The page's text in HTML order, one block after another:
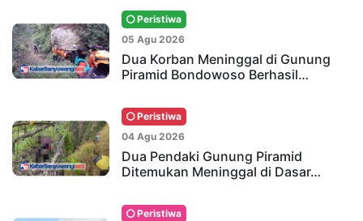
Peristiwa
05 Agu 2026
Dua Korban Meninggal di Gunung
Piramid Bondowoso Berhasil…
Peristiwa
04 Agu 2026
Dua Pendaki Gunung Piramid
Ditemukan Meninggal di Dasar…
Peristiwa